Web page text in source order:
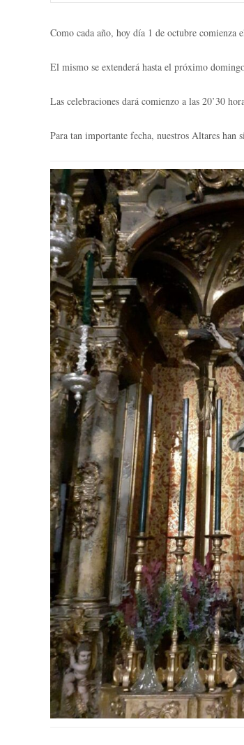
Como cada año, hoy día 1 de octubre comienza
El mismo se extenderá hasta el próximo
Las celebraciones dará comienzo a las 20’30
Para tan importante fecha, nuestros Altares han